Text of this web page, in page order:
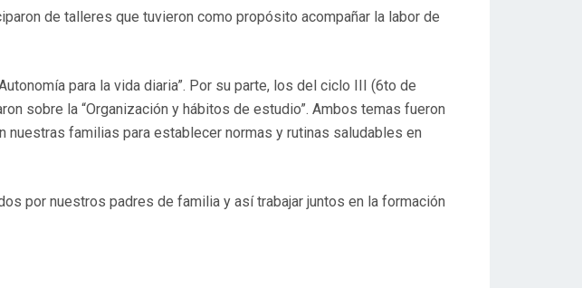
de talleres que tuvieron como propósito acompañar la labor de
para la vida diaria”. Por su parte, los del ciclo III (6to de
sobre la “Organización y hábitos de estudio”. Ambos temas fueron
familias para establecer normas y rutinas saludables en
por nuestros padres de familia y así trabajar juntos en la formación